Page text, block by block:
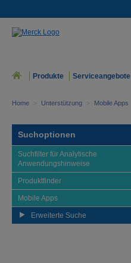
Produkte Serviceangebote
Home > Unterstützung > Mobile Apps
Suchoptionen
Suchfilter für Analytische
Anwendungshinweise
Produktfinder
Mobile Apps
Erweiterte Suche